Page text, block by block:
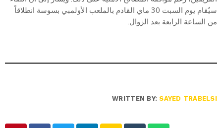
سيُقام يوم السبت 30 ماي القادم بالملعب الأولمبي بسوسة انطلاقاً
من الساعة الرابعة بعد الزوال.
WRITTEN BY:SAYED TRABELSI